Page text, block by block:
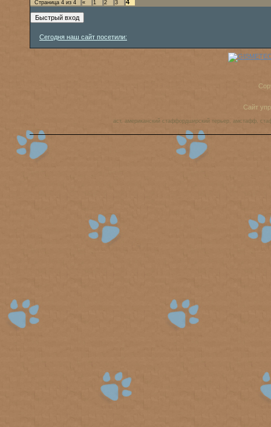
Страница 4 из 4 « 1 2 3 4
Сегодня наш сайт посетили:
Сайт
аст, американский стаффордширский терьер, амстафф,